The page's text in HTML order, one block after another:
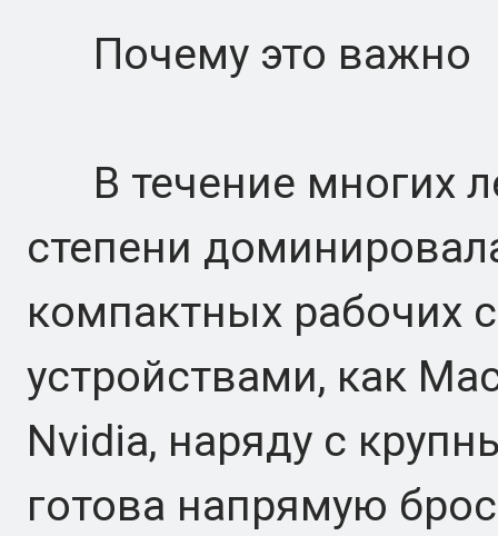
Почему это важно
В течение многих
степени
компактных рабочих
устройствами, как
Nvidia, наряду с
готова напрямую